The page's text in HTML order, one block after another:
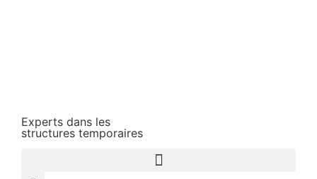
Experts dans les
structures temporaires